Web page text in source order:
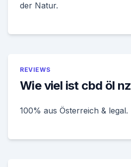
der Natur.
REVIEWS
Wie viel ist cbd öl nz
100% aus Österreich & legal.